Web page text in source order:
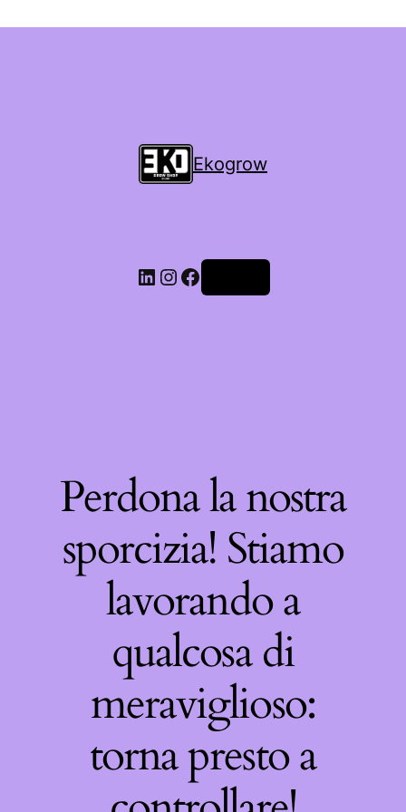
Ekogrow
Perdona la nostra
sporcizia! Stiamo
lavorando a
qualcosa di
meraviglioso:
torna presto a